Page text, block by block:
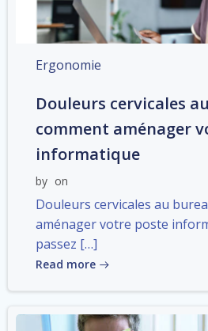
Ergonomie
Douleurs cervicales
comment aménager
informatique
by on
Douleurs cervicales au
aménager votre poste
passez […]
Read more